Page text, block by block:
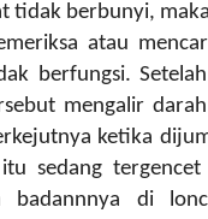
tidak berbunyi,
atau
berfungsi.
mengalir
ketika
sedang
badannnya di